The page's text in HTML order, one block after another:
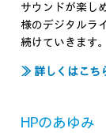
サウンドが楽し
様のデジタルラ
続けていきます。
≫ 詳しくはこち
HPのあゆみ